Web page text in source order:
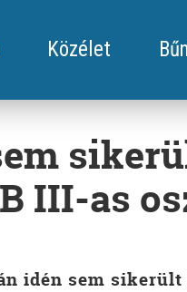
Közélet
III-as
idén sem